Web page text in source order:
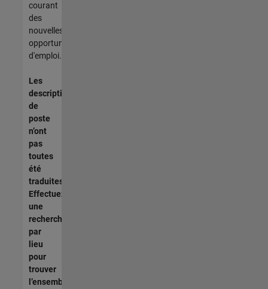
courant
des
nouvelles
opportunités
d'emploi.
Les
descriptions
de
poste
n’ont
pas
toutes
été
traduites.
Effectuez
une
recherche
par
lieu
pour
trouver
l’ensemble